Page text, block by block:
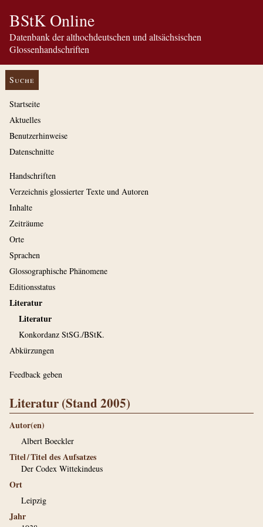
BStK Online
Datenbank der althochdeutschen und altsächsischen
Glossenhandschriften
Suche
Startseite
Aktuelles
Benutzerhinweise
Datenschnitte
Handschriften
Verzeichnis glossierter Texte und Autoren
Inhalte
Zeiträume
Orte
Sprachen
Glossographische Phänomene
Editionsstatus
Literatur
Literatur
Konkordanz StSG./BStK.
Abkürzungen
Feedback geben
Literatur (Stand 2005)
Autor(en)
Albert Boeckler
Titel / Titel des Aufsatzes
Der Codex Wittekindeus
Ort
Leipzig
Jahr